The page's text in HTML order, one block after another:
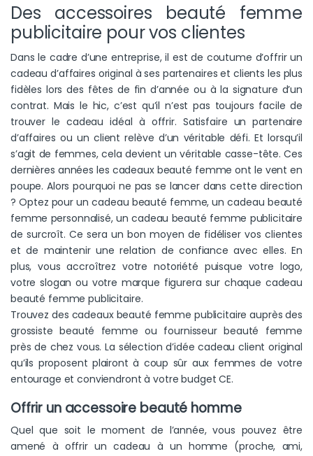
Des accessoires beauté femme
publicitaire pour vos clientes
Dans le cadre d’une entreprise, il est de coutume d’offrir un
cadeau d’affaires original à ses partenaires et clients les plus
fidèles lors des fêtes de fin d’année ou à la signature d’un
contrat. Mais le hic, c’est qu’il n’est pas toujours facile de
trouver le cadeau idéal à offrir. Satisfaire un partenaire
d’affaires ou un client relève d’un véritable défi. Et lorsqu’il
s’agit de femmes, cela devient un véritable casse-tête. Ces
dernières années les cadeaux beauté femme ont le vent en
poupe. Alors pourquoi ne pas se lancer dans cette direction
? Optez pour un cadeau beauté femme, un cadeau beauté
femme personnalisé, un cadeau beauté femme publicitaire
de surcroît. Ce sera un bon moyen de fidéliser vos clientes
et de maintenir une relation de confiance avec elles. En
plus, vous accroîtrez votre notoriété puisque votre logo,
votre slogan ou votre marque figurera sur chaque cadeau
beauté femme publicitaire.
Trouvez des cadeaux beauté femme publicitaire auprès des
grossiste beauté femme ou fournisseur beauté femme
près de chez vous. La sélection d’idée cadeau client original
qu’ils proposent plairont à coup sûr aux femmes de votre
entourage et conviendront à votre budget CE.
Offrir un accessoire beauté homme
Quel que soit le moment de l’année, vous pouvez être
amené à offrir un cadeau à un homme (proche, ami,